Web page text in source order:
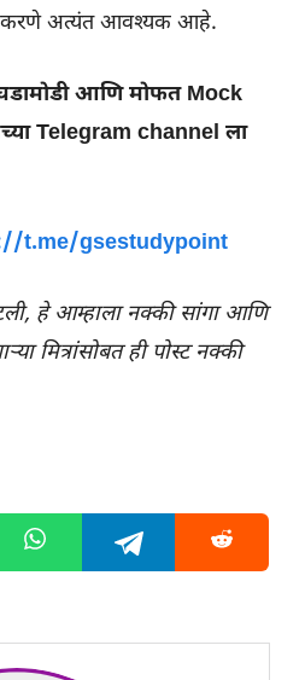
करणे अत्यंत आवश्यक आहे.
आणि मोफत Mock
Telegram channel ला
t.me/gsestudypoint
हे आम्हाला नक्की सांगा आणि
मित्रांसोबत ही पोस्ट नक्की